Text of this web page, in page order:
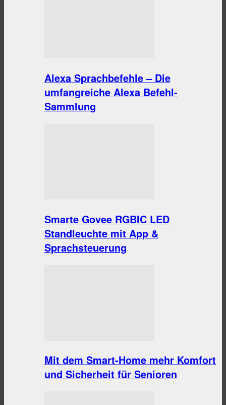
Alexa Sprachbefehle – Die
umfangreiche Alexa Befehl-
Sammlung
Smarte Govee RGBIC LED
Standleuchte mit App &
Sprachsteuerung
Mit dem Smart-Home mehr Komfort
und Sicherheit für Senioren